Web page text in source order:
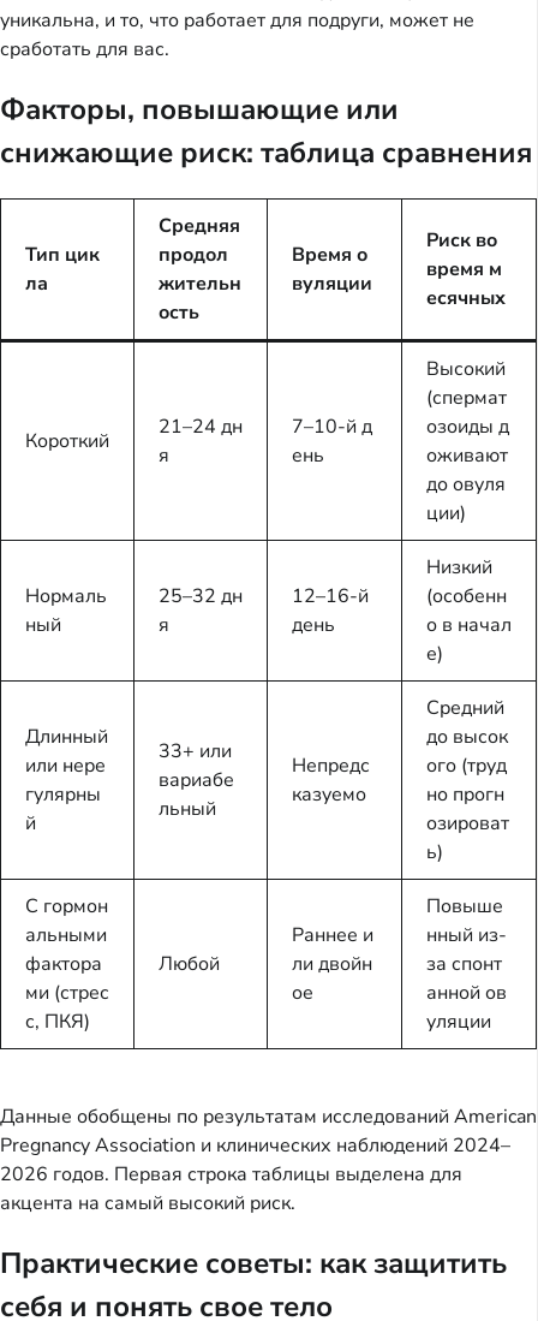
уникальна, и то, что работает для подруги, может не
сработать для вас.
Факторы, повышающие или
снижающие риск: таблица сравнения
Тип цик
ла
Средняя
продол
жительн
ость
Время о
вуляции
Риск во
время м
есячных
Короткий
21–24 дн
я
7–10-й д
ень
Высокий
(спермат
озоиды д
оживают
до овуля
ции)
Нормаль
ный
25–32 дн
я
12–16-й
день
Низкий
(особенн
о в начал
е)
Длинный
или нере
гулярны
й
33+ или
вариабе
льный
Непредс
казуемо
Средний
до высок
ого (труд
но прогн
озироват
ь)
С гормон
альными
фактора
ми (стрес
с, ПКЯ)
Любой
Раннее и
ли двойн
ое
Повыше
нный из-
за спонт
анной ов
уляции
Данные обобщены по результатам исследований American
Pregnancy Association и клинических наблюдений 2024–
2026 годов. Первая строка таблицы выделена для
акцента на самый высокий риск.
Практические советы: как защитить
себя и понять свое тело